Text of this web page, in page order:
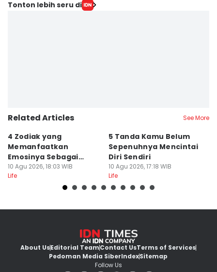
Tonton lebih seru di
Related Articles See More
4 Zodiak yang
Memanfaatkan
Emosinya Sebagai
Senjata, Manipulatif?
10 Agu 2026, 18:03 WIB
Life
5 Tanda Kamu Belum
Sepenuhnya Mencintai
Diri Sendiri
10 Agu 2026, 17:18 WIB
Life
About UsEditorial TeamContact UsTerms of Services
Pedoman Media SiberIndexSitemap
Follow Us